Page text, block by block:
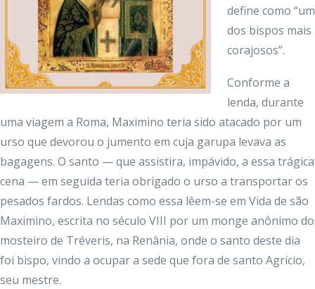
define como “um
dos bispos mais
corajosos”.
Conforme a
lenda, durante
uma viagem a Roma, Maximino teria sido atacado por um
urso que devorou o jumento em cuja garupa levava as
bagagens. O santo — que assistira, impávido, a essa trágica
cena — em seguida teria obrigado o urso a transportar os
pesados fardos. Lendas como essa lêem-se em Vida de são
Maximino, escrita no século VIII por um monge anônimo do
mosteiro de Tréveris, na Renânia, onde o santo deste dia
foi bispo, vindo a ocupar a sede que fora de santo Agrício,
seu mestre.